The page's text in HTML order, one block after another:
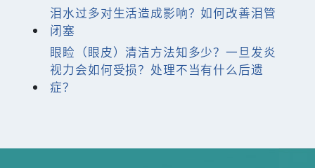
泪水过多对生活造成影响？如何改善泪管
闭塞
眼睑（眼皮）清洁方法知多少？一旦发炎
视力会如何受损？处理不当有什么后遗
症？